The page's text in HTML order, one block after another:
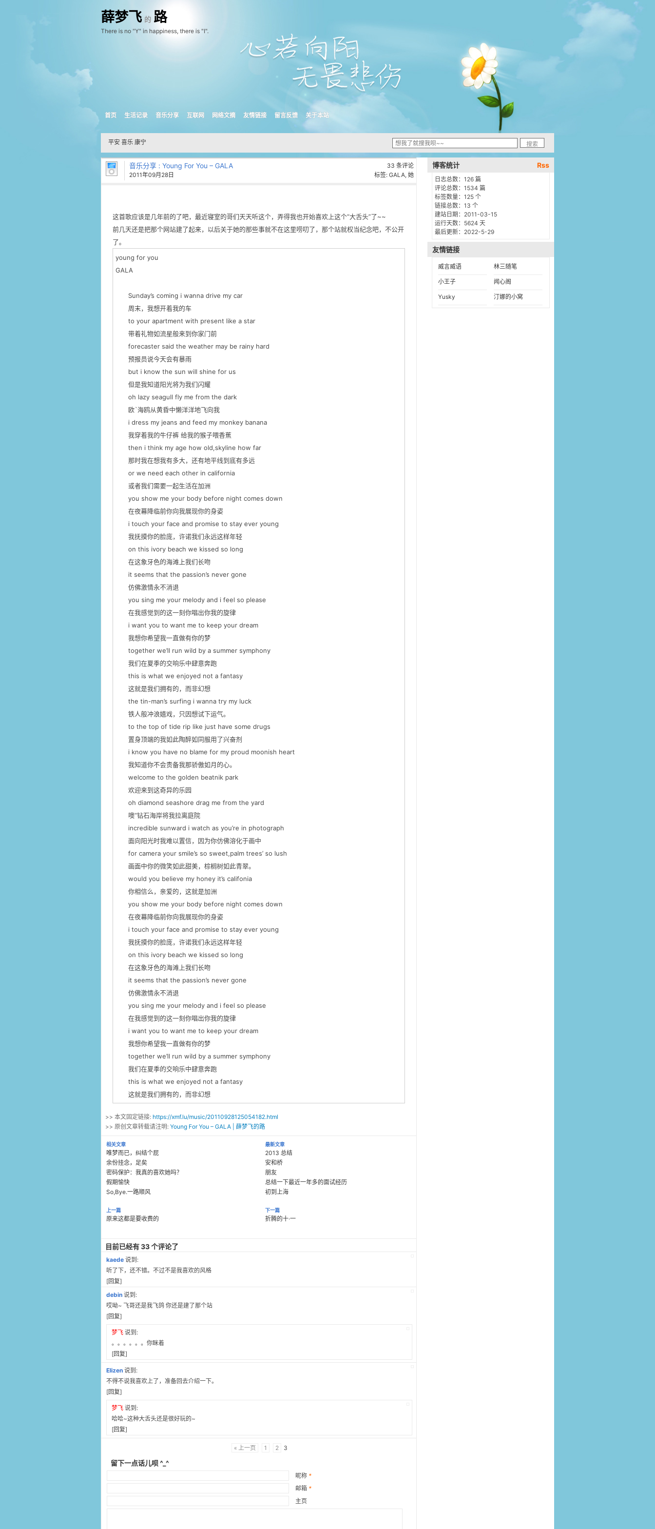
薛梦飞 的 路
There is no "Y" in happiness, there is "I".
首页 生活记录 音乐分享 互联网 网络文摘 友情链接 留言反馈 关于本站
平安 喜乐 康宁
音乐分享 : Young For You – GALA
33 条评论
2011年09月28日
标签: GALA, 她
这首歌应该是几年前的了吧，最近寝室的哥们天天听这个，弄得我也开始喜欢上这个“大舌头”了~~
前几天还是把那个网站建了起来，以后关于她的那些事就不在这里唠叨了，那个站就权当纪念吧，不公开
了。
young for you
GALA
Sunday’s coming i wanna drive my car
周末，我想开着我的车
to your apartment with present like a star
带着礼物如流星般来到你家门前
forecaster said the weather may be rainy hard
预报员说今天会有暴雨
but i know the sun will shine for us
但是我知道阳光将为我们闪耀
oh lazy seagull fly me from the dark
欧`海鸥从黄昏中懒洋洋地飞向我
i dress my jeans and feed my monkey banana
我穿着我的牛仔裤 给我的猴子喂香蕉
then i think my age how old,skyline how far
那时我在想我有多大，还有地平线到底有多远
or we need each other in california
或者我们需要一起生活在加洲
you show me your body before night comes down
在夜幕降临前你向我展现你的身姿
i touch your face and promise to stay ever young
我抚摸你的脸庞，许诺我们永远这样年轻
on this ivory beach we kissed so long
在这象牙色的海滩上我们长吻
it seems that the passion’s never gone
仿佛激情永不消退
you sing me your melody and i feel so please
在我感觉到的这一刻你唱出你我的旋律
i want you to want me to keep your dream
我想你希望我一直做有你的梦
together we’ll run wild by a summer symphony
我们在夏季的交响乐中肆意奔跑
this is what we enjoyed not a fantasy
这就是我们拥有的，而非幻想
the tin-man’s surfing i wanna try my luck
铁人般冲浪嬉戏，只因想试下运气。
to the top of tide rip like just have some drugs
置身顶端的我如此陶醉如同服用了兴奋剂
i know you have no blame for my proud moonish heart
我知道你不会责备我那骄傲如月的心。
welcome to the golden beatnik park
欢迎来到这奇异的乐园
oh diamond seashore drag me from the yard
噢“钻石海岸将我拉离庭院
incredible sunward i watch as you’re in photograph
面向阳光时我难以置信，因为你仿佛溶化于画中
for camera your smile’s so sweet,palm trees’ so lush
画面中你的微笑如此甜美，棕榈树如此青翠。
would you believe my honey it’s califonia
你相信么，亲爱的，这就是加洲
you show me your body before night comes down
在夜幕降临前你向我展现你的身姿
i touch your face and promise to stay ever young
我抚摸你的脸庞，许诺我们永远这样年轻
on this ivory beach we kissed so long
在这象牙色的海滩上我们长吻
it seems that the passion’s never gone
仿佛激情永不消退
you sing me your melody and i feel so please
在我感觉到的这一刻你唱出你我的旋律
i want you to want me to keep your dream
我想你希望我一直做有你的梦
together we’ll run wild by a summer symphony
我们在夏季的交响乐中肆意奔跑
this is what we enjoyed not a fantasy
这就是我们拥有的，而非幻想
>> 本文固定链接: https://xmf.lu/music/20110928125054182.html
>> 原创文章转载请注明: Young For You – GALA | 薛梦飞的路
相关文章
唯梦而已，纠结个屁
余份挂念，足矣
密码保护：我真的喜欢她吗？
假期愉快
So,Bye.一路顺风
最新文章
2013 总结
安和桥
朋友
总结一下最近一年多的面试经历
初到上海
上一篇
原来这都是要收费的
下一篇
折腾的十·一
目前已经有 33 个评论了
kaede 说到:
听了下，还不错。不过不是我喜欢的风格
[回复]
debin 说到:
哎呦~ 飞哥还是我飞鸽 你还是建了那个站
[回复]
梦飞 说到:
。。。。。。你眯着
[回复]
Elizen 说到:
不得不说我喜欢上了，准备回去介绍一下。
[回复]
梦飞 说到:
哈哈~这种大舌头还是很好玩的~
[回复]
« 上一页 1 2 3
留下一点话儿呗 ^_^
昵称 *
邮箱 *
主页
博客统计 Rss
日志总数：126 篇
评论总数：1534 篇
标签数量：125 个
链接总数：13 个
建站日期：2011-03-15
运行天数：5624 天
最后更新：2022-5-29
友情链接
威言威语 林三随笔
小王子 闻心阁
Yusky 汀娜的小窝